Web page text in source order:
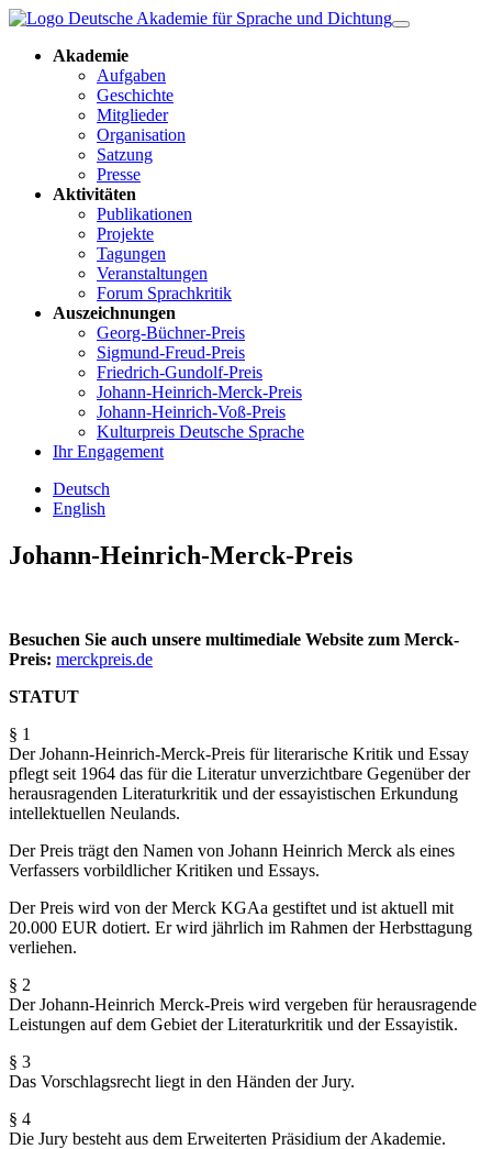
Akademie
Aufgaben
Geschichte
Mitglieder
Organisation
Satzung
Presse
Aktivitäten
Publikationen
Projekte
Tagungen
Veranstaltungen
Forum Sprachkritik
Auszeichnungen
Georg-Büchner-Preis
Sigmund-Freud-Preis
Friedrich-Gundolf-Preis
Johann-Heinrich-Merck-Preis
Johann-Heinrich-Voß-Preis
Kulturpreis Deutsche Sprache
Ihr Engagement
Deutsch
English
Johann-Heinrich-Merck-Preis
Besuchen Sie auch unsere multimediale Website zum Merck-
Preis: merckpreis.de
STATUT
§ 1
Der Johann-Heinrich-Merck-Preis für literarische Kritik und Essay
pflegt seit 1964 das für die Literatur unverzichtbare Gegenüber der
herausragenden Literaturkritik und der essayistischen Erkundung
intellektuellen Neulands.
Der Preis trägt den Namen von Johann Heinrich Merck als eines
Verfassers vorbildlicher Kritiken und Essays.
Der Preis wird von der Merck KGAa gestiftet und ist aktuell mit
20.000 EUR dotiert. Er wird jährlich im Rahmen der Herbsttagung
verliehen.
§ 2
Der Johann-Heinrich Merck-Preis wird vergeben für herausragende
Leistungen auf dem Gebiet der Literaturkritik und der Essayistik.
§ 3
Das Vorschlagsrecht liegt in den Händen der Jury.
§ 4
Die Jury besteht aus dem Erweiterten Präsidium der Akademie.